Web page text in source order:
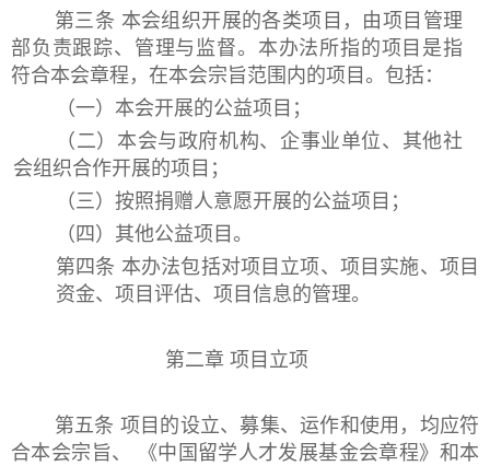
第三条 本会组织开展的各类项目，由项目管理
部负责跟踪、管理与监督。本办法所指的项目是指
符合本会章程，在本会宗旨范围内的项目。包括：
（一）本会开展的公益项目；
（二）本会与政府机构、企事业单位、其他社
会组织合作开展的项目；
（三）按照捐赠人意愿开展的公益项目；
（四）其他公益项目。
第四条 本办法包括对项目立项、项目实施、项目
资金、项目评估、项目信息的管理。
第二章 项目立项
第五条 项目的设立、募集、运作和使用，均应符
合本会宗旨、 《中国留学人才发展基金会章程》和本